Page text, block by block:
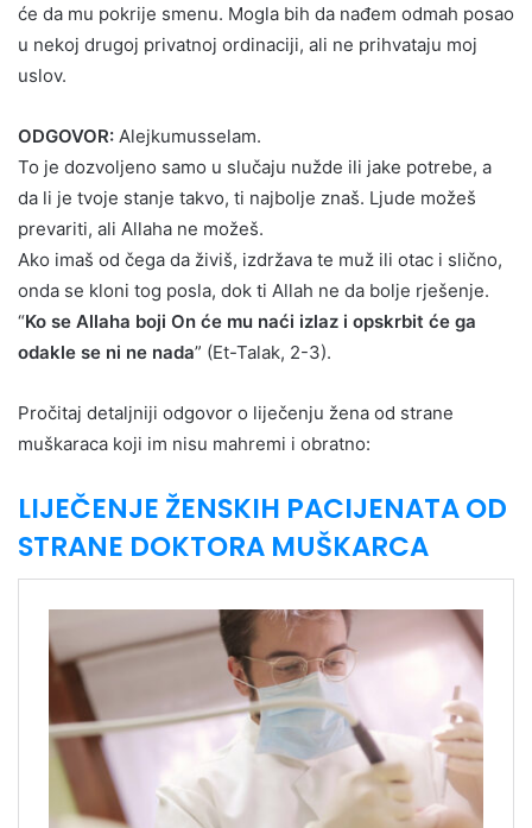
će da mu pokrije smenu. Mogla bih da nađem odmah posao
u nekoj drugoj privatnoj ordinaciji, ali ne prihvataju moj
uslov.
ODGOVOR: Alejkumusselam.
To je dozvoljeno samo u slučaju nužde ili jake potrebe, a
da li je tvoje stanje takvo, ti najbolje znaš. Ljude možeš
prevariti, ali Allaha ne možeš.
Ako imaš od čega da živiš, izdržava te muž ili otac i slično,
onda se kloni tog posla, dok ti Allah ne da bolje rješenje.
“Ko se Allaha boji On će mu naći izlaz i opskrbit će ga
odakle se ni ne nada” (Et-Talak, 2-3).
Pročitaj detaljniji odgovor o liječenju žena od strane
muškaraca koji im nisu mahremi i obratno:
LIJEČENJE ŽENSKIH PACIJENATA OD
STRANE DOKTORA MUŠKARCA